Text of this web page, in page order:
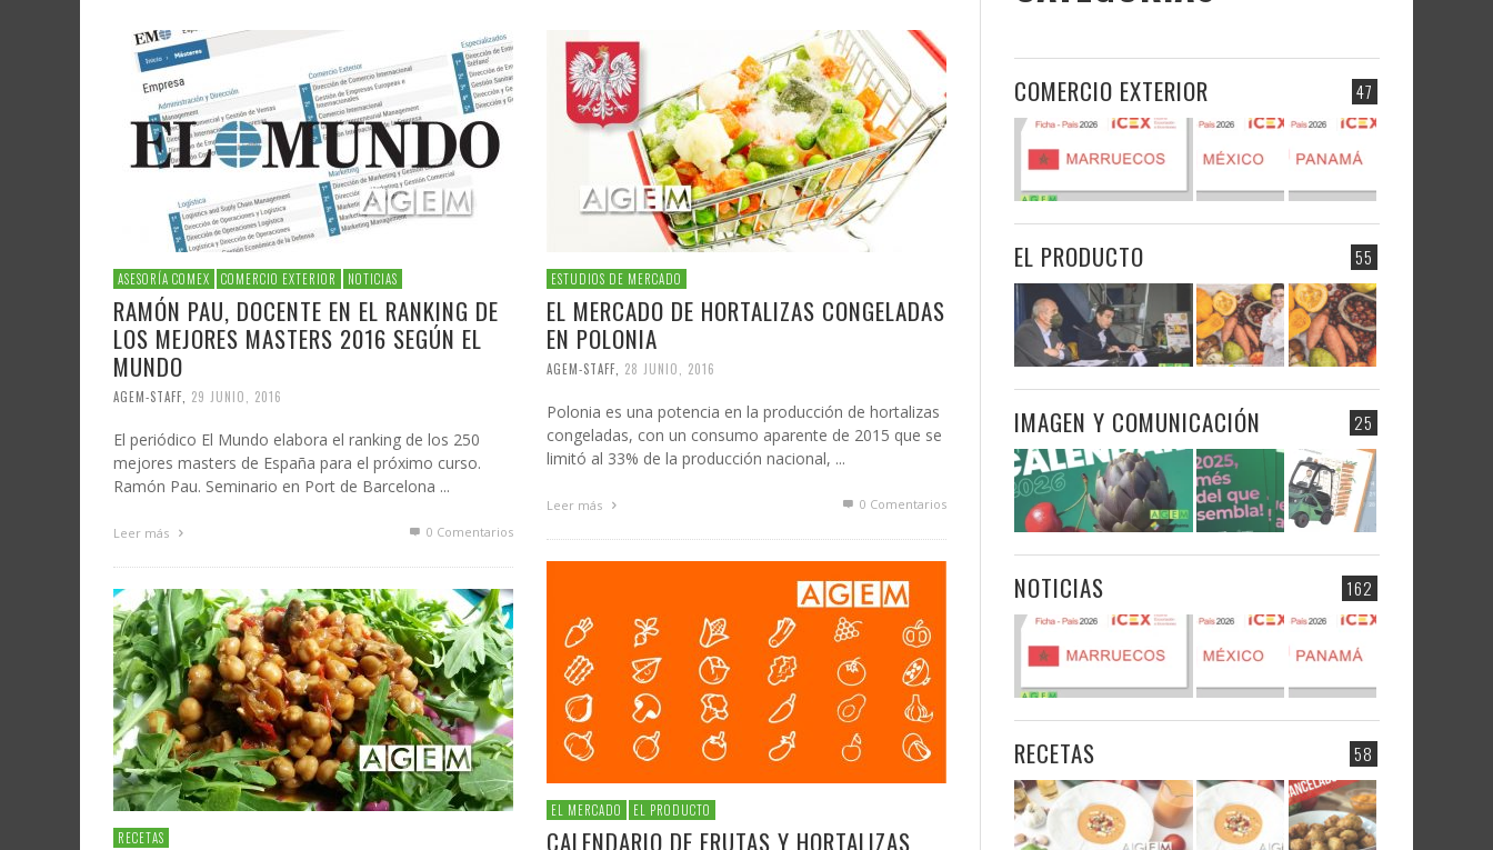
ASESORÍA COMEX COMERCIO EXTERIOR NOTICIAS
RAMÓN PAU, DOCENTE EN EL RANKING DE
LOS MEJORES MASTERS 2016 SEGÚN EL
MUNDO
AGEM-STAFF 29 JUNIO, 2016
El periódico El Mundo elabora el ranking de los 250
mejores masters de España para el próximo curso.
Ramón Pau. Seminario en Port de Barcelona ...
Leer más 0 Comentarios
ESTUDIOS DE MERCADO
EL MERCADO DE HORTALIZAS CONGELADAS
EN POLONIA
AGEM-STAFF 28 JUNIO, 2016
Polonia es una potencia en la producción de hortalizas
congeladas, con un consumo aparente de 2015 que se
limitó al 33% de la producción nacional, ...
Leer más 0 Comentarios
EL MERCADO EL PRODUCTO
CALENDARIO DE FRUTAS Y HORTALIZAS
RECETAS
47
COMERCIO EXTERIOR
55
EL PRODUCTO
25
IMAGEN Y COMUNICACIÓN
162
NOTICIAS
58
RECETAS